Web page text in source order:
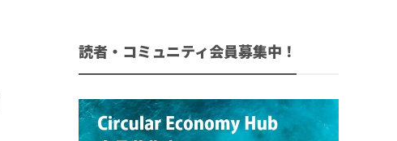
読者・コミュニティ会員募集中！